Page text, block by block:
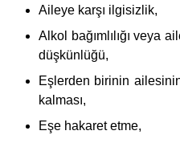
Aileye karşı ilgisizlik,
Alkol bağımlılığı veya
düşkünlüğü,
Eşlerden birinin
kalması,
Eşe hakaret etme,